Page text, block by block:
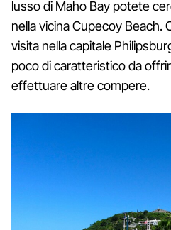
lusso di Maho Bay potete
nella vicina Cupecoy Beach.
visita nella capitale
poco di caratteristico da
effettuare altre compere.